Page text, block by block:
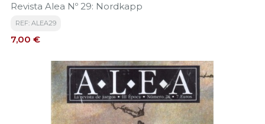
Revista Alea Nº 29: Nordkapp
REF: ALEA29
Precio
7,00 €